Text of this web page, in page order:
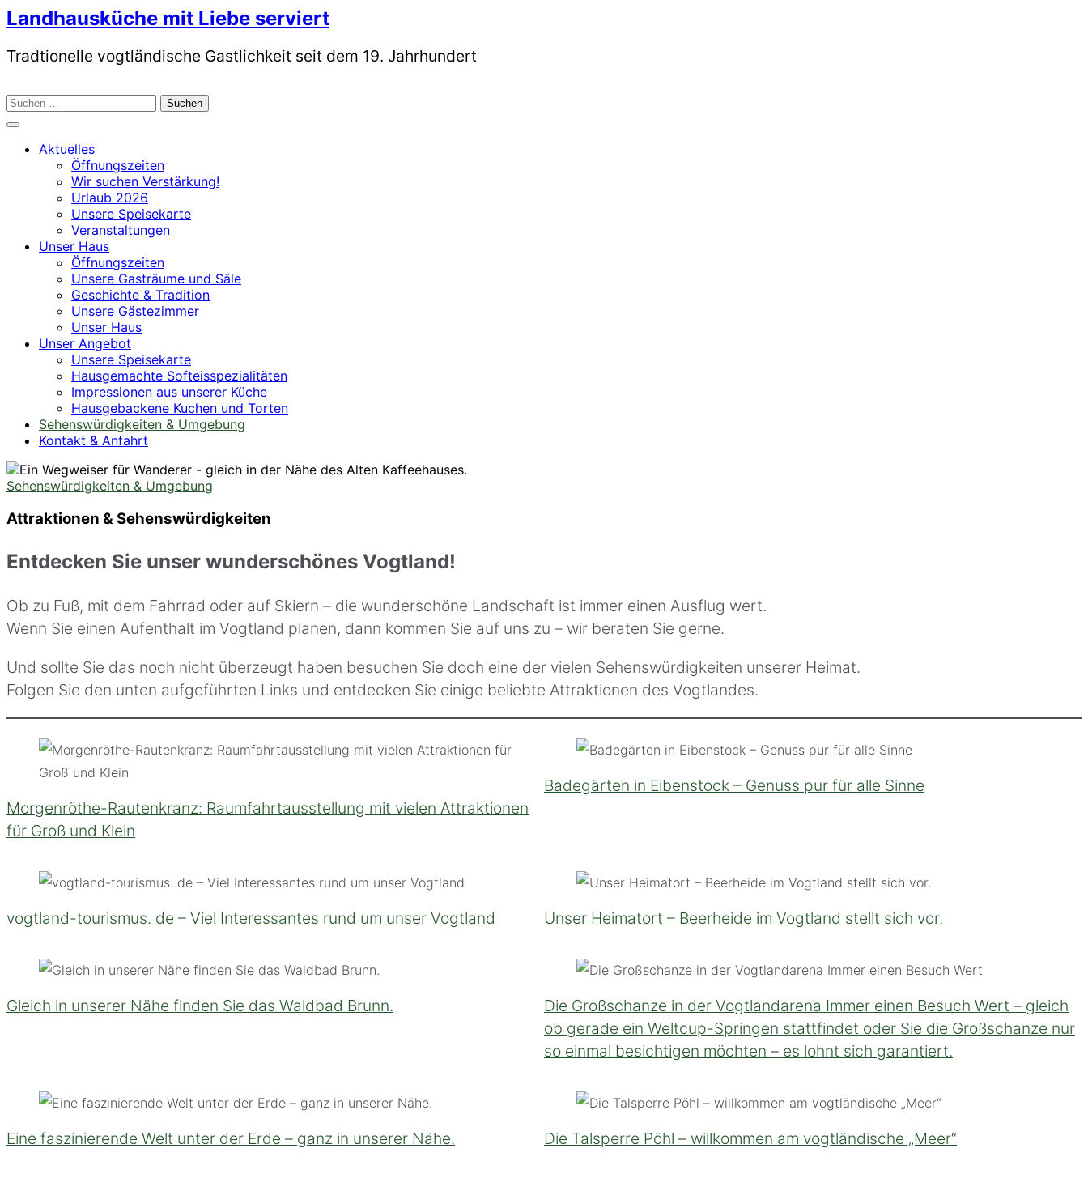
Skip
to
content
Landhausküche mit Liebe serviert
Tradtionelle vogtländische Gastlichkeit seit dem 19. Jahrhundert
Suchen
nach:
Aktuelles
Öffnungszeiten
Wir suchen Verstärkung!
Urlaub 2026
Unsere Speisekarte
Veranstaltungen
Unser Haus
Öffnungszeiten
Unsere Gasträume und Säle
Geschichte & Tradition
Unsere Gästezimmer
Unser Haus
Unser Angebot
Unsere Speisekarte
Hausgemachte Softeisspezialitäten
Impressionen aus unserer Küche
Hausgebackene Kuchen und Torten
Sehenswürdigkeiten & Umgebung
Kontakt & Anfahrt
Sehenswürdigkeiten & Umgebung
Attraktionen & Sehenswürdigkeiten
Entdecken Sie unser wunderschönes Vogtland!
Ob zu Fuß, mit dem Fahrrad oder auf Skiern – die wunderschöne Landschaft ist immer einen Ausflug wert.
Wenn Sie einen Aufenthalt im Vogtland planen, dann kommen Sie auf uns zu – wir beraten Sie gerne.
Und sollte Sie das noch nicht überzeugt haben besuchen Sie doch eine der vielen Sehenswürdigkeiten unserer Heimat.
Folgen Sie den unten aufgeführten Links und entdecken Sie einige beliebte Attraktionen des Vogtlandes.
Morgenröthe-Rautenkranz: Raumfahrtausstellung mit vielen Attraktionen
für Groß und Klein
Badegärten in Eibenstock – Genuss pur für alle Sinne
vogtland-tourismus. de – Viel Interessantes rund um unser Vogtland Unser Heimatort – Beerheide im Vogtland stellt sich vor.
Gleich in unserer Nähe finden Sie das Waldbad Brunn.
Die Großschanze in der Vogtlandarena Immer einen Besuch Wert – gleich
ob gerade ein Weltcup-Springen stattfindet oder Sie die Großschanze nur
so einmal besichtigen möchten – es lohnt sich garantiert.
Eine faszinierende Welt unter der Erde – ganz in unserer Nähe. Die Talsperre Pöhl – willkommen am vogtländische „Meer“